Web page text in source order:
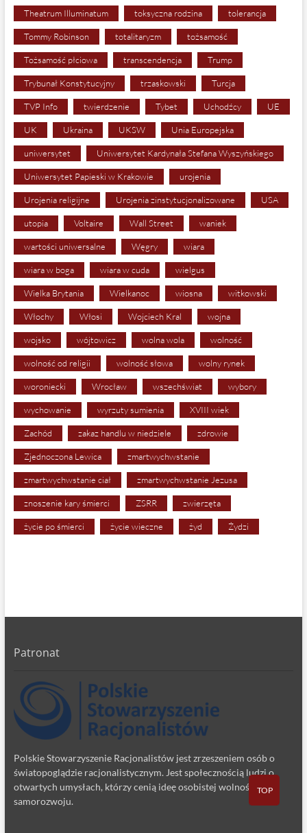
Theatrum Illuminatum toksyczna rodzina tolerancja
Tommy Robinson totalitaryzm tożsamość
Tożsamość płciowa transcendencja Trump
Trybunał Konstytucyjny trzaskowski Turcja
TVP Info twierdzenie Tybet Uchodźcy UE
UK Ukraina UKSW Unia Europejska
uniwersytet Uniwersytet Kardynała Stefana Wyszyńskiego
Uniwersytet Papieski w Krakowie urojenia
Urojenia religijne Urojenia zinstytucjonalizowane USA
utopia Voltaire Wall Street waniek
wartości uniwersalne Węgry wiara
wiara w boga wiara w cuda wielgus
Wielka Brytania Wielkanoc wiosna witkowski
Włochy Włosi Wojciech Kral wojna
wojsko wójtowicz wolna wola wolność
wolność od religii wolność słowa wolny rynek
woroniecki Wrocław wszechświat wybory
wychowanie wyrzuty sumienia XVIII wiek
Zachód zakaz handlu w niedziele zdrowie
Zjednoczona Lewica zmartwychwstanie
zmartwychwstanie ciał zmartwychwstanie Jezusa
znoszenie kary śmierci ZSRR zwierzęta
życie po śmierci życie wieczne żyd Żydzi
Patronat
Polskie Stowarzyszenie Racjonalistów jest zrzeszeniem osób o
światopoglądzie racjonalistycznym. Jest społecznością ludzi o
otwartych umysłach, którzy cenią ideę osobistej wolności i
samorozwoju.
TOP